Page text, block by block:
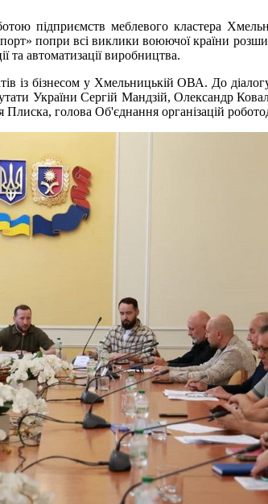
підприємств меблевого кластера
попри всі виклики воюючої країни
та автоматизації виробництва.
із бізнесом у Хмельницькій ОВА. До
України Сергій Мандзій, Олександр
голова Об'єднання організацій